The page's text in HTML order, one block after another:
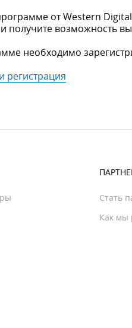
от Western
получите возможность
необходимо
регистрация
Стать
Как мы